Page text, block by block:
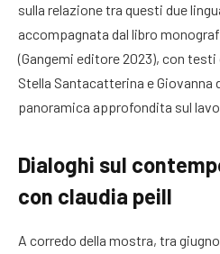
sulla relazione tra questi due
accompagnata dal libro
(Gangemi editore 2023), con
Stella Santacatterina e Giovanna
panoramica approfondita sul
Dialoghi sul
con claudia peill
A corredo della mostra, tra